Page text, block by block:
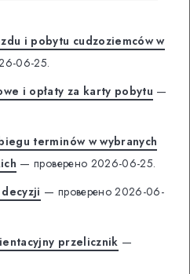
i pobytu cudzoziemców w
06-25.
i opłaty za karty pobytu —
terminów w wybranych
— проверено 2026-06-25.
— проверено 2026-06-
przelicznik —